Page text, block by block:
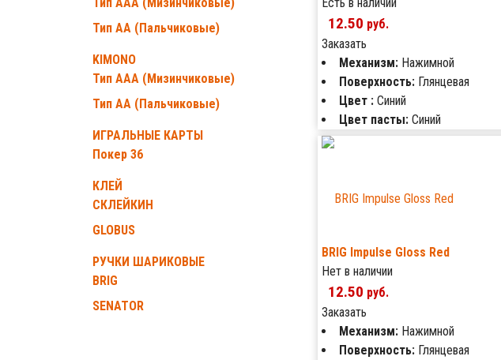
Тип АА (Пальчиковые)
KIMONO
Тип ААА (Мизинчиковые)
Тип АА (Пальчиковые)
ИГРАЛЬНЫЕ КАРТЫ
Покер 36
КЛЕЙ
СКЛЕЙКИН
GLOBUS
РУЧКИ ШАРИКОВЫЕ
BRIG
SENATOR
12.50 руб.
Заказать
Механизм: Нажимной
Поверхность: Глянцевая
Цвет : Синий
Цвет пасты: Синий
BRIG Impulse Gloss Red
Нет в наличии
12.50 руб.
Заказать
Механизм: Нажимной
Поверхность: Глянцевая